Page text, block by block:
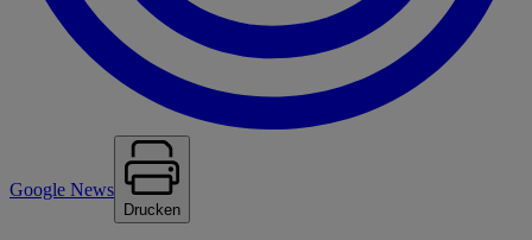
Google News
Drucken